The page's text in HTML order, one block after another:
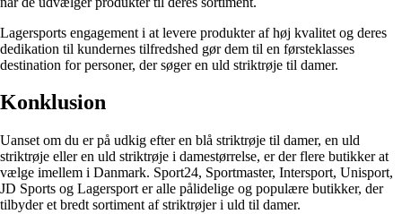
Lagersports engagement i at levere produkter af høj kvalitet og deres
dedikation til kundernes tilfredshed gør dem til en førsteklasses
destination for personer, der søger en uld striktrøje til damer.
Konklusion
Uanset om du er på udkig efter en blå striktrøje til damer, en uld
striktrøje eller en uld striktrøje i damestørrelse, er der flere butikker at
vælge imellem i Danmark. Sport24, Sportmaster, Intersport, Unisport,
JD Sports og Lagersport er alle pålidelige og populære butikker, der
tilbyder et bredt sortiment af striktrøjer i uld til damer.